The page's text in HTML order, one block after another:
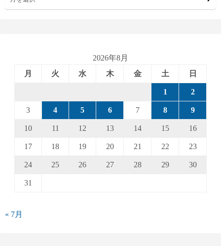
2026年8月
月
火 水 木 金 土 日
1 2
3 4 5 6 7 8 9
10 11 12 13 14 15 16
17 18 19 20 21 22 23
24 25 26 27 28 29 30
31
« 7月